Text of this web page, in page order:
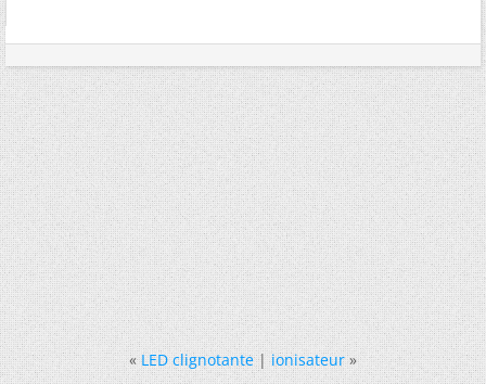
« LED clignotante|ionisateur »